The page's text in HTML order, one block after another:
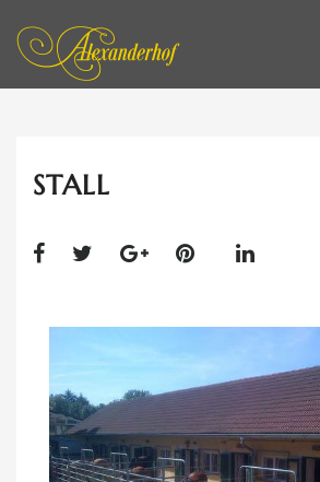
ENGLISH
ARBEIT AN DER HAND
ATHLETISCHES LONGIEREN
ONLINE-SCHULE
COACHING
STALL